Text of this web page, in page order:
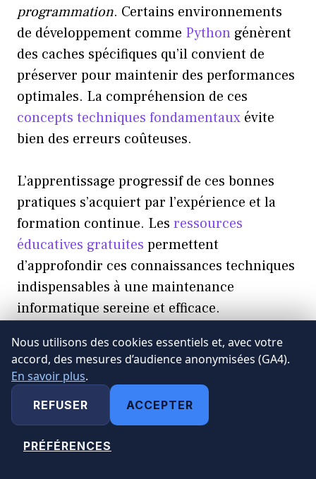
programmation. Certains environnements
de développement comme Python génèrent
des caches spécifiques qu’il convient de
préserver pour maintenir des performances
optimales. La compréhension de ces
concepts techniques fondamentaux évite
bien des erreurs coûteuses.
L’apprentissage progressif de ces bonnes
pratiques s’acquiert par l’expérience et la
formation continue. Les ressources
éducatives gratuites permettent
d’approfondir ces connaissances techniques
indispensables à une maintenance
informatique sereine et efficace.
Catégories
Utilitaires Optimisation Sécurité
Ccleaner avis après analyse complète
Se faire rembourser un jeu Steam : guide
Nous utilisons des cookies essentiels et, avec votre
accord, des mesures d’audience anonymisées (GA4).
En savoir plus.
REFUSER ACCEPTER
PRÉFÉRENCES